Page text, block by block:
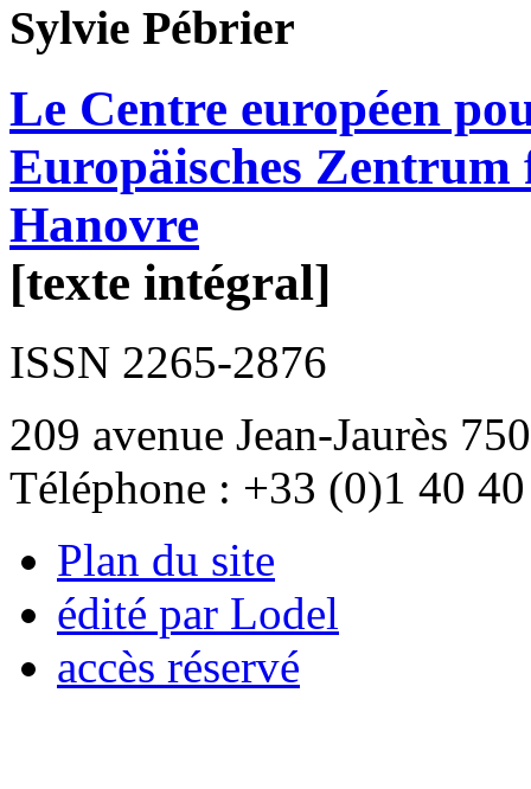
Sylvie Pébrier
Le Centre européen
Europäisches
Hanovre
[texte intégral]
ISSN 2265-2876
209 avenue Jean-Jaurès
Téléphone : +33 (0)1 40
Plan du site
édité par Lodel
accès réservé